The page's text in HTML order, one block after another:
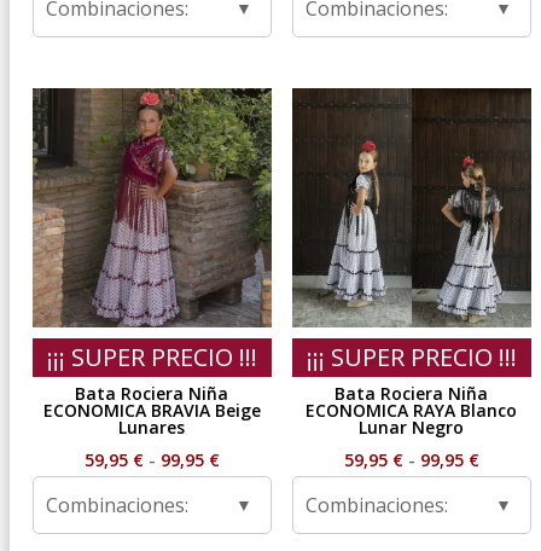
59,95 €
hasta
99,95 €
Combinaciones:
59,95 €
hasta
99,95 €
Combinaciones:
¡¡¡ SUPER PRECIO !!!
Bata Rociera Niña
ECONOMICA BRAVIA Beige
Lunares
59,95 € - 99,95 €Rango
Combinaciones:
¡¡¡ SUPER PRECIO !!!
Bata Rociera Niña
ECONOMICA RAYA Blanco
Lunar Negro
59,95 € - 99,95 €Rango
Combinaciones: